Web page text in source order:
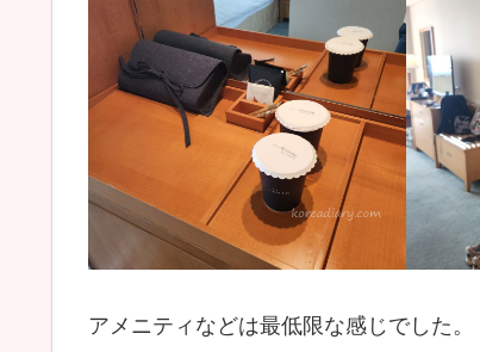
アメニティなどは最低限な感じでした。